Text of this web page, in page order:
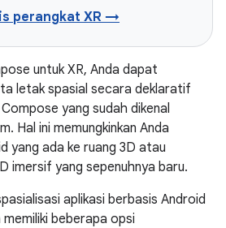
perangkat XR →
untuk XR, Anda dapat
letak spasial secara deklaratif
yang sudah dikenal
Hal ini memungkinkan Anda
yang ada ke ruang 3D atau
imersif yang sepenuhnya baru.
aplikasi berbasis Android
beberapa opsi